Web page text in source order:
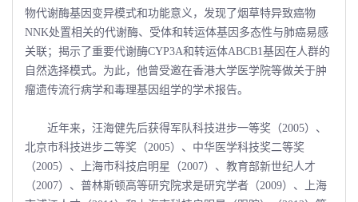
物代谢酶基因变异模式和功能意义，发现了烟草特异致癌物
NNK处置相关的代谢酶、受体和转运体基因多态性与肺癌易感
关联；揭示了重要代谢酶CYP3A和转运体ABCB1基因在人群的
自然选择模式。为此，他曾受邀在香港大学医学院等做关于肿
瘤遗传流行病学和毒理基因组学的学术报告。
近年来，汪海健先后获得军队科技进步一等奖（2005）、
北京市科技进步二等奖（2005）、中华医学科技奖二等奖
（2005）、上海市科技启明星（2007）、教育部新世纪人才
（2007）、普林斯顿高等研究院求是研究学者（2009）、上海